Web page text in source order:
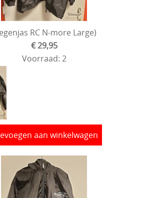
RC N-more Large)
€ 29,95
Voorraad: 2
aan winkelwagen